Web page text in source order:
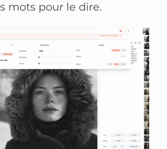
mots pour le dire.